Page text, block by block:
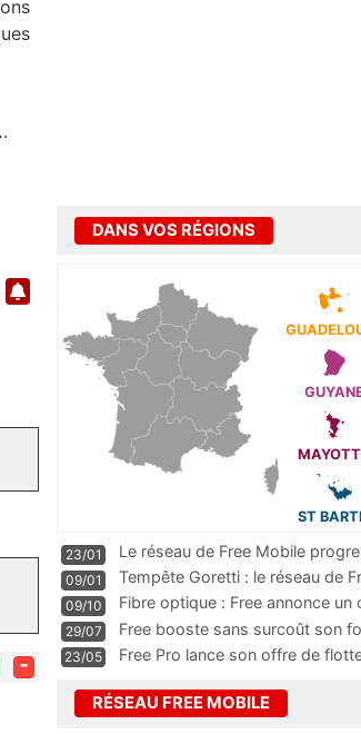
-
DANS VOS RÉGIONS
ST
23/01
Le réseau de Free Mobile
m
09/01
Tempête Goretti : le réseau de
09/10
Fibre optique : Free annonce
pass
29/07
Free booste sans surcoût son
23/05 Free Pro lance son offre de
RÉSEAU FREE MOBILE